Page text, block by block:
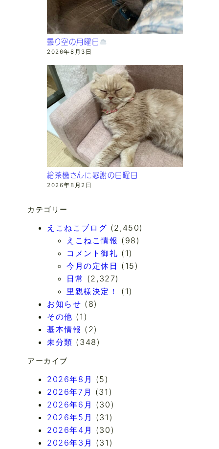
曇り空の月曜日
2026年8月3日
給茶機さんに感謝の日曜日
2026年8月2日
カテゴリー
えこねこブログ (2,450)
えこねこ情報 (98)
コメント御礼 (1)
今月の定休日 (15)
日常 (2,327)
里親様決定！
(1)
お知らせ (8)
その他 (1)
基本情報 (2)
未分類 (348)
アーカイブ
2026年8月 (5)
2026年7月 (31)
2026年6月 (30)
2026年5月 (31)
2026年4月 (30)
2026年3月 (31)